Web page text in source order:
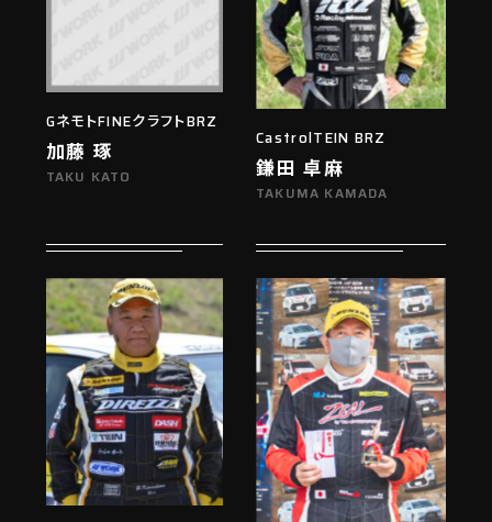
GネモトFINEクラフトBRZ
加藤 琢
TAKU KATO
CastrolTEIN BRZ
鎌田 卓麻
TAKUMA KAMADA